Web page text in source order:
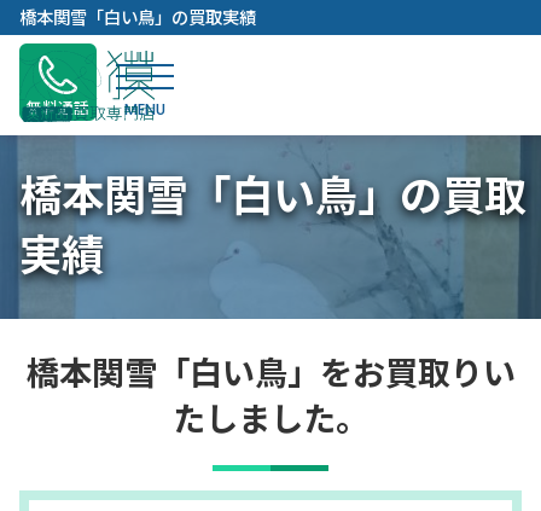
容
キ
プ
橋本関雪「白い鳥」の買取実績
無料通話
橋本関雪「白い鳥」の買取
実績
橋本関雪「白い鳥」をお買取りい
たしました。